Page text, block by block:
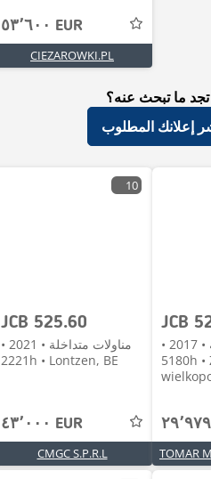
٥٣٬٦٠٠ EUR
CIEZAROWKI.PL
تجد ما تبحث عنه؟
إعلانك المطلوب
10
JCB 525.60
مناولات متداخلة • 2021 •
2221h • Lontzen, BE
٤٣٬٠٠٠ EUR
CMGC S.P.R.L
JCB
مناولات متداخلة • 2017 •
5180h • ZDUNY،